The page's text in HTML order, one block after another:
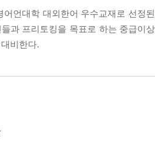
어언대학 대외한어 우수교재로 선정
들과 프리토킹을 목표로 하는 중급이
비한다.